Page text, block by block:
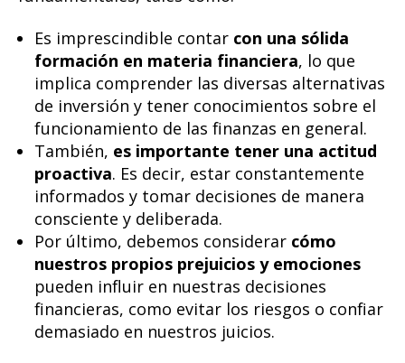
Es imprescindible contar con una sólida
formación en materia financiera, lo que
implica comprender las diversas alternativas
de inversión y tener conocimientos sobre el
funcionamiento de las finanzas en general.
También, es importante tener una actitud
proactiva. Es decir, estar constantemente
informados y tomar decisiones de manera
consciente y deliberada.
Por último, debemos considerar cómo
nuestros propios prejuicios y emociones
pueden influir en nuestras decisiones
financieras, como evitar los riesgos o confiar
demasiado en nuestros juicios.